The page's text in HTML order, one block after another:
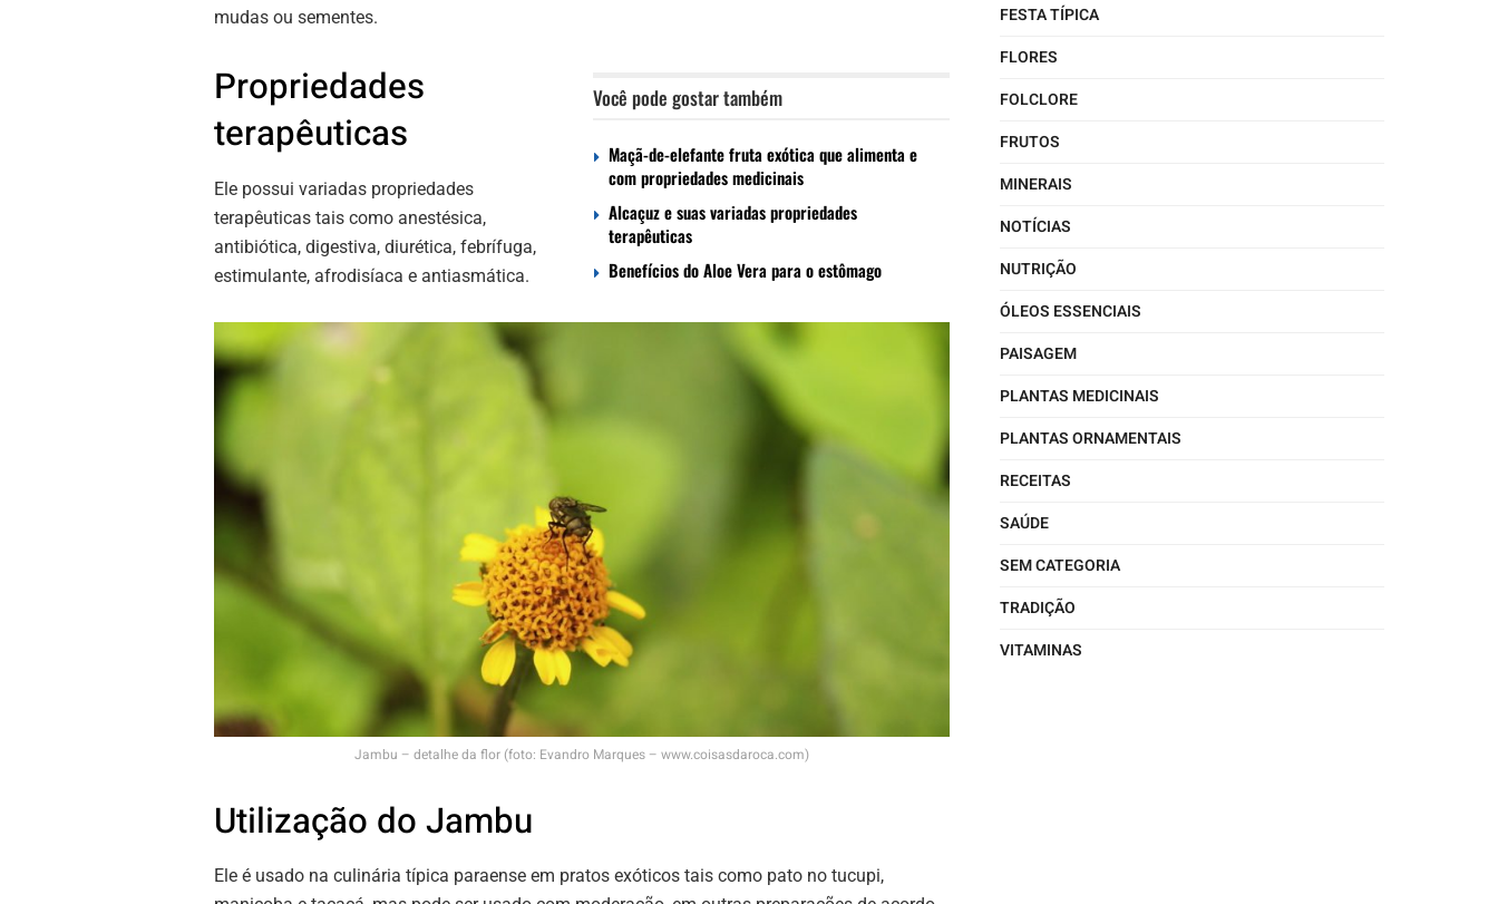
mudas ou sementes.
Você pode gostar também
Maçã-de-elefante fruta exótica que alimenta e
com propriedades medicinais
Alcaçuz e suas variadas propriedades
terapêuticas
Benefícios do Aloe Vera para o estômago
Propriedades
terapêuticas
Ele possui variadas propriedades
terapêuticas tais como anestésica,
antibiótica, digestiva, diurética, febrífuga,
estimulante, afrodisíaca e antiasmática.
Jambu – detalhe da flor (foto: Evandro Marques – www.coisasdaroca.com)
Utilização do Jambu
Ele é usado na culinária típica paraense em pratos exóticos tais como pato no tucupi,
FESTA TÍPICA
FLORES
FOLCLORE
FRUTOS
MINERAIS
NOTÍCIAS
NUTRIÇÃO
ÓLEOS ESSENCIAIS
PAISAGEM
PLANTAS MEDICINAIS
PLANTAS ORNAMENTAIS
RECEITAS
SAÚDE
SEM CATEGORIA
TRADIÇÃO
VITAMINAS